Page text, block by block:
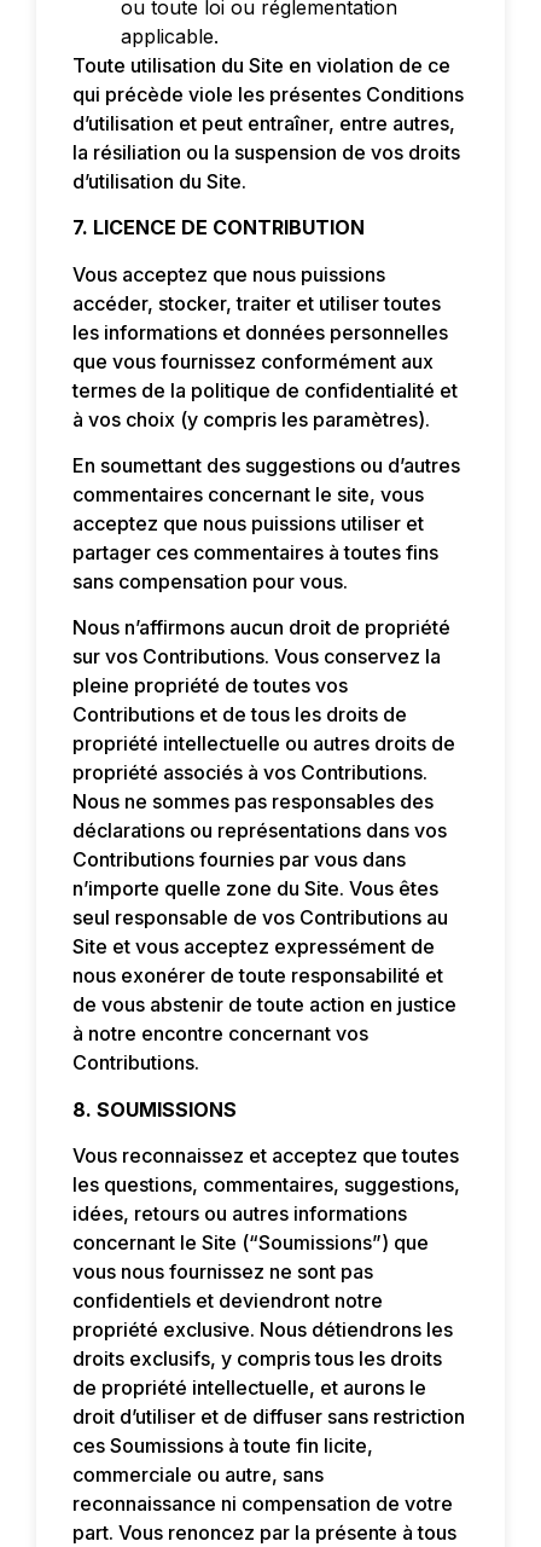
ou toute loi ou réglementation
applicable.
Toute utilisation du Site en violation de ce
qui précède viole les présentes Conditions
d’utilisation et peut entraîner, entre autres,
la résiliation ou la suspension de vos droits
d’utilisation du Site.
7. LICENCE DE CONTRIBUTION
Vous acceptez que nous puissions
accéder, stocker, traiter et utiliser toutes
les informations et données personnelles
que vous fournissez conformément aux
termes de la politique de confidentialité et
à vos choix (y compris les paramètres).
En soumettant des suggestions ou d’autres
commentaires concernant le site, vous
acceptez que nous puissions utiliser et
partager ces commentaires à toutes fins
sans compensation pour vous.
Nous n’affirmons aucun droit de propriété
sur vos Contributions. Vous conservez la
pleine propriété de toutes vos
Contributions et de tous les droits de
propriété intellectuelle ou autres droits de
propriété associés à vos Contributions.
Nous ne sommes pas responsables des
déclarations ou représentations dans vos
Contributions fournies par vous dans
n’importe quelle zone du Site. Vous êtes
seul responsable de vos Contributions au
Site et vous acceptez expressément de
nous exonérer de toute responsabilité et
de vous abstenir de toute action en justice
à notre encontre concernant vos
Contributions.
8. SOUMISSIONS
Vous reconnaissez et acceptez que toutes
les questions, commentaires, suggestions,
idées, retours ou autres informations
concernant le Site (“Soumissions”) que
vous nous fournissez ne sont pas
confidentiels et deviendront notre
propriété exclusive. Nous détiendrons les
droits exclusifs, y compris tous les droits
de propriété intellectuelle, et aurons le
droit d’utiliser et de diffuser sans restriction
ces Soumissions à toute fin licite,
commerciale ou autre, sans
reconnaissance ni compensation de votre
part. Vous renoncez par la présente à tous